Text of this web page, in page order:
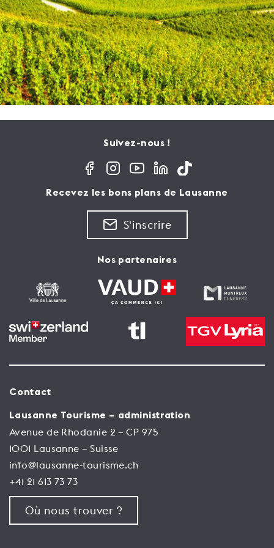
Suivez-nous !
Recevez les bons plans de Lausanne
S'inscrire
Nos partenaires
Contact
Lausanne Tourisme – administration
Avenue de Rhodanie 2 – CP 975
1001 Lausanne – Suisse
info@lausanne-tourisme.ch
+41 21 613 73 73
Où nous trouver ?